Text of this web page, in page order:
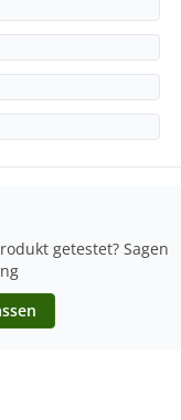
getestet? Sagen